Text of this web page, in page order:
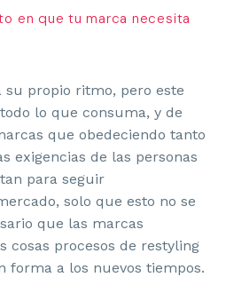
en que tu marca necesita
su propio ritmo, pero este
lo que consuma, y de
que obedeciendo tanto
exigencias de las personas
para seguir
solo que esto no se
que las marcas
cosas procesos de restyling
forma a los nuevos tiempos.